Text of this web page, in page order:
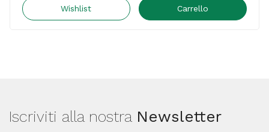
Cartuccia
Magenta
Wishlist Carrello
Iscriviti alla nostra Newsletter